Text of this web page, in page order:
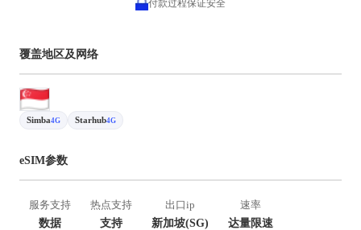
付款过程保证安全
覆盖地区及网络
Simba4G Starhub4G
eSIM参数
服务支持
数据
热点支持
支持
出口ip
新加坡(SG)
速率
达量限速